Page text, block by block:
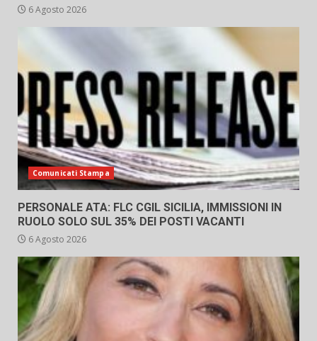
6 Agosto 2026
Comunicati Stampa
PERSONALE ATA: FLC CGIL SICILIA, IMMISSIONI IN
RUOLO SOLO SUL 35% DEI POSTI VACANTI
6 Agosto 2026